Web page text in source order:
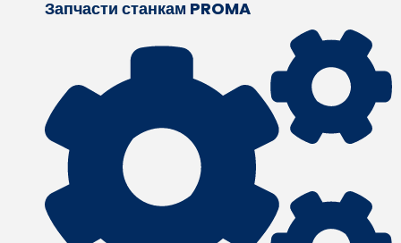
Запчасти станкам PROMA